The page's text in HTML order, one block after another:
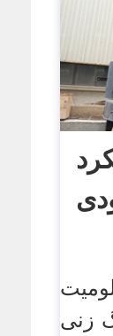
زنی